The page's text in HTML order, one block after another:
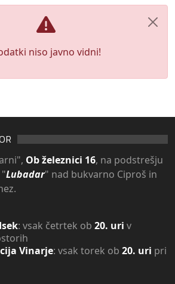
niso javno vidni!
Ob železnici 16, na podstrešju
Lubadar" nad bukvarno Ciproš in
: vsak četrtek ob 20. uri v
Vinarje: vsak torek ob 20. uri pri